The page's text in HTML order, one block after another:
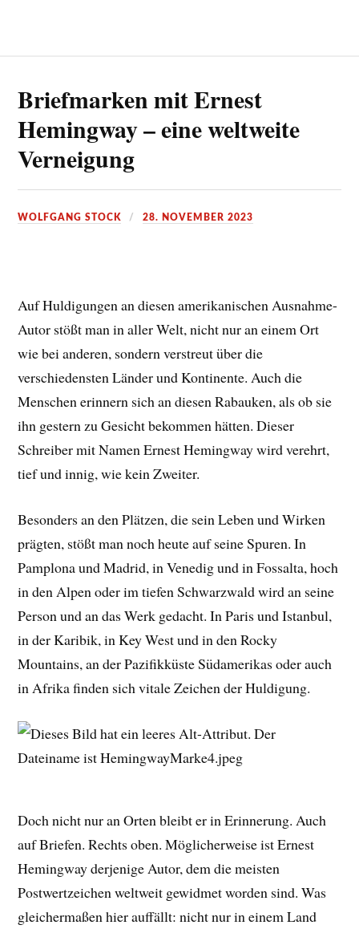
Briefmarken mit Ernest
Hemingway – eine weltweite
Verneigung
WOLFGANG STOCK 28. NOVEMBER 2023
Auf Huldigungen an diesen amerikanischen Ausnahme-
Autor stößt man in aller Welt, nicht nur an einem Ort
wie bei anderen, sondern verstreut über die
verschiedensten Länder und Kontinente. Auch die
Menschen erinnern sich an diesen Rabauken, als ob sie
ihn gestern zu Gesicht bekommen hätten. Dieser
Schreiber mit Namen Ernest Hemingway wird verehrt,
tief und innig, wie kein Zweiter.
Besonders an den Plätzen, die sein Leben und Wirken
prägten, stößt man noch heute auf seine Spuren. In
Pamplona und Madrid, in Venedig und in Fossalta, hoch
in den Alpen oder im tiefen Schwarzwald wird an seine
Person und an das Werk gedacht. In Paris und Istanbul,
in der Karibik, in Key West und in den Rocky
Mountains, an der Pazifikküste Südamerikas oder auch
in Afrika finden sich vitale Zeichen der Huldigung.
Doch nicht nur an Orten bleibt er in Erinnerung. Auch
auf Briefen. Rechts oben. Möglicherweise ist Ernest
Hemingway derjenige Autor, dem die meisten
Postwertzeichen weltweit gewidmet worden sind. Was
gleichermaßen hier auffällt: nicht nur in einem Land